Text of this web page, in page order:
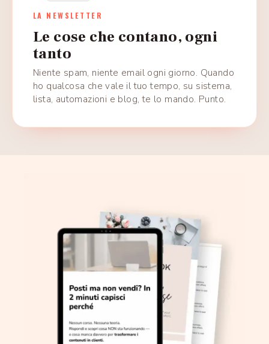
LA NEWSLETTER
Le cose che contano, ogni
tanto
Niente spam, niente email ogni giorno. Quando
ho qualcosa che vale il tuo tempo, su sistema,
lista, automazioni e blog, te lo mando. Punto.